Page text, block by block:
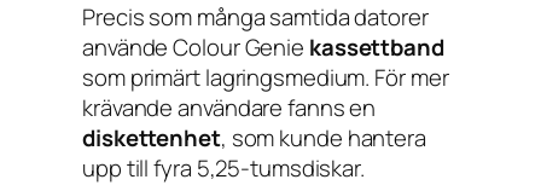
Precis som många samtida datorer
använde Colour Genie kassettband
som primärt lagringsmedium. För mer
krävande användare fanns en
diskettenhet, som kunde hantera
upp till fyra 5,25-tumsdiskar.